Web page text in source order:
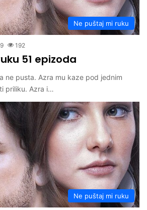
Ne puštaj mi ruku
192
51 epizoda
ne pusta. Azra mu kaze pod jednim
priliku. Azra i…
Ne puštaj mi ruku